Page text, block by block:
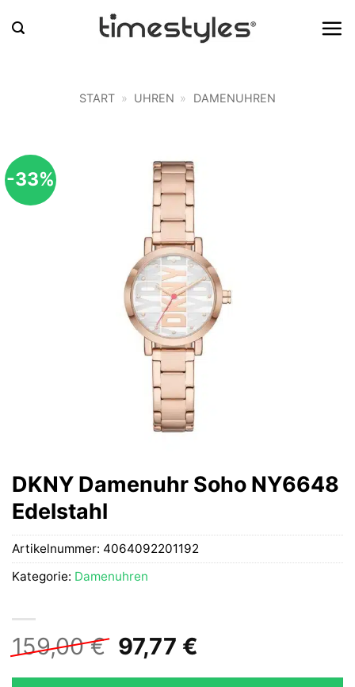
Inhalt
START » UHREN » DAMENUHREN
-33%
DKNY Damenuhr Soho NY6648
Edelstahl
159,00€ Ursprünglicher
Preis
97,77 €
Artikelnummer: 4064092201192
Kategorie: Damenuhren